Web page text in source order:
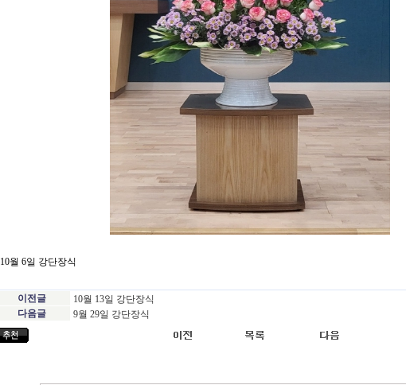
10월 6일 강단장식
이전글 10월 13일 강단장식
다음글
9월 29일 강단장식